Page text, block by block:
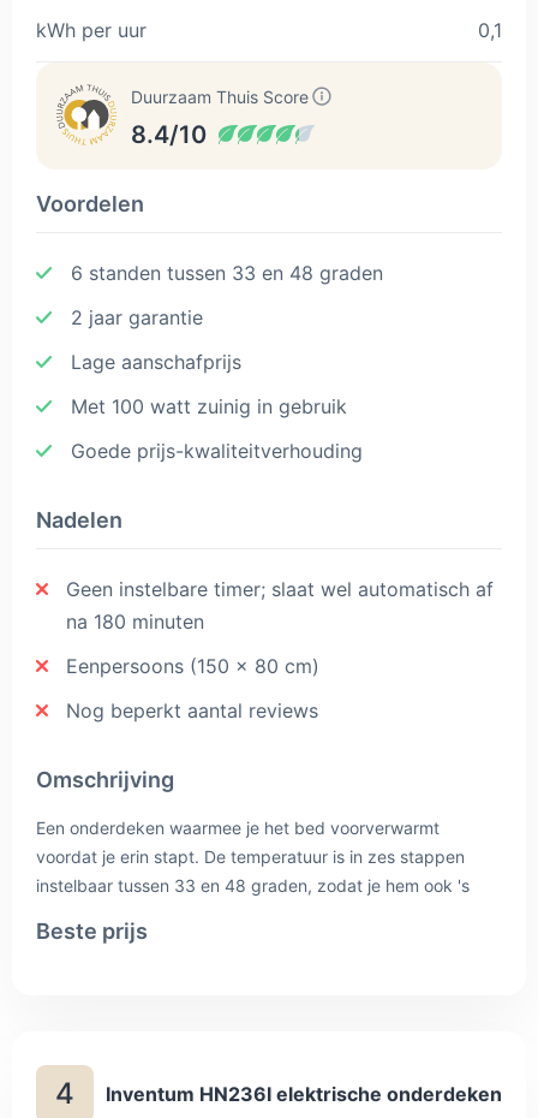
kWh per uur 0,1
Duurzaam Thuis Score
8.4/10
Voordelen
6 standen tussen 33 en 48 graden
2 jaar garantie
Lage aanschafprijs
Met 100 watt zuinig in gebruik
Goede prijs-kwaliteitverhouding
Nadelen
Geen instelbare timer; slaat wel automatisch af
na 180 minuten
Eenpersoons (150 x 80 cm)
Nog beperkt aantal reviews
Omschrijving
Een onderdeken waarmee je het bed voorverwarmt
voordat je erin stapt. De temperatuur is in zes stappen
instelbaar tussen 33 en 48 graden, zodat je hem ook 's
zuinigste onderdeken en de bovendekens in. Er is geen
Beste prijs
4 Inventum HN236I elektrische onderdeken